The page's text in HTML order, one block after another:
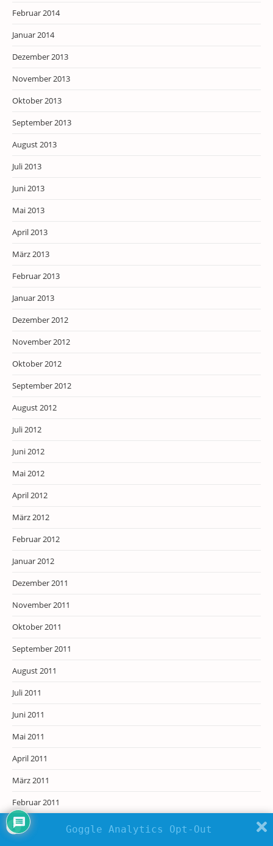
Februar 2014
Januar 2014
Dezember 2013
November 2013
Oktober 2013
September 2013
August 2013
Juli 2013
Juni 2013
Mai 2013
April 2013
März 2013
Februar 2013
Januar 2013
Dezember 2012
November 2012
Oktober 2012
September 2012
August 2012
Juli 2012
Juni 2012
Mai 2012
April 2012
März 2012
Februar 2012
Januar 2012
Dezember 2011
November 2011
Oktober 2011
September 2011
August 2011
Juli 2011
Juni 2011
Mai 2011
April 2011
März 2011
Februar 2011
Januar 2011
Goggle Analytics Opt-Out